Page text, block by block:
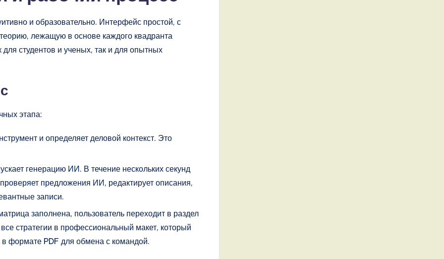
и образовательно. Интерфейс простой, с
лежащую в основе каждого квадранта
студентов и ученых, так и для опытных
этапа:
и определяет деловой контекст. Это
генерацию ИИ. В течение нескольких секунд
предложения ИИ, редактирует описания,
записи.
заполнена, пользователь переходит в раздел
стратегии в профессиональный макет, который
формате PDF для обмена с командой.